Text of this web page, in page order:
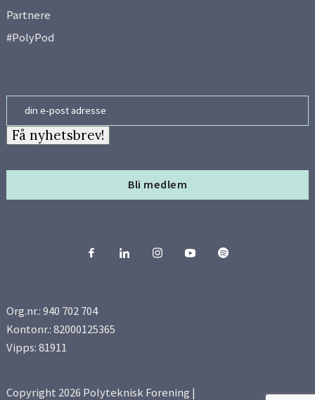
Partnere
#PolyPod
Bli medlem
Få nyhetsbrev!
Org.nr.: 940 702 704
Kontonr.: 82000125365
Vipps: 81911
Copyright 2026 Polyteknisk Forening |